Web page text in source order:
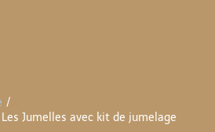
Jumelles avec kit de jumelage